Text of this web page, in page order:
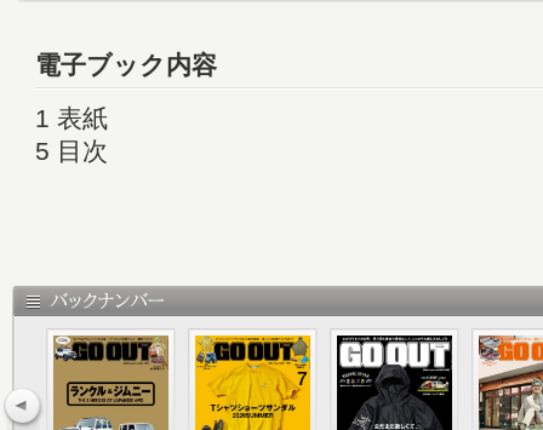
電子ブック内容
1 表紙
5 目次
28 凝縮、コンパクト。 その1 コンパク
見。
44 その2 ニッポンのコンパクト車。Kカ
ぶ！
56 その3 ULTRA COMPACT